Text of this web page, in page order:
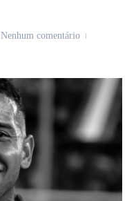
Nenhum comentário